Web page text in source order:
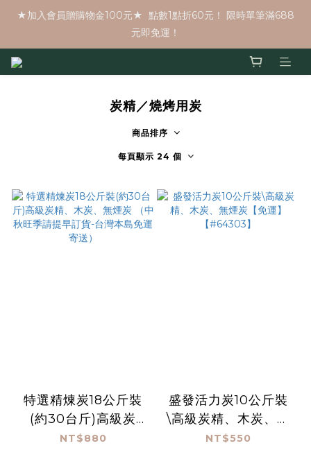
★加入會員贈購物金100元★  點數1點折60元！ 限時單筆滿688
元即免運！
炭精／燒烤用炭
商品排序
每頁顯示 24 個
特選精煉炭18公斤裝
(約30台斤)高級炭
精、木炭、無煙炭
NT$880
盛發活力炭10公斤裝
\高級炭精、木炭、無
煙炭【免運】
NT$550